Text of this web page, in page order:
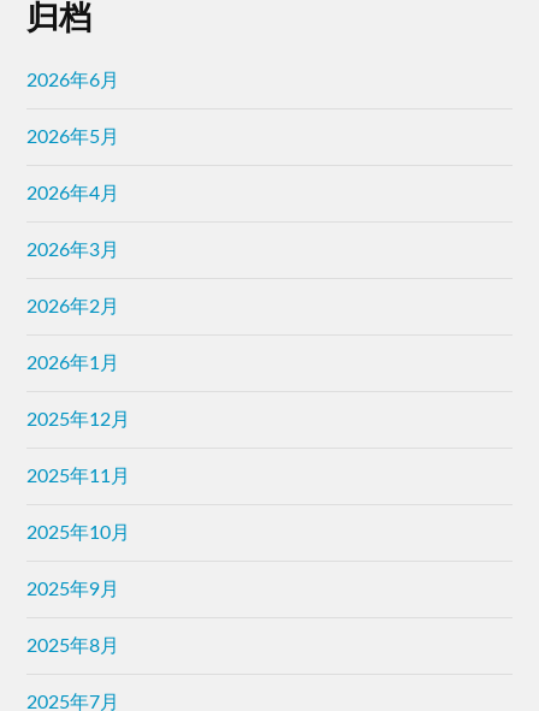
归档
2026年6月
2026年5月
2026年4月
2026年3月
2026年2月
2026年1月
2025年12月
2025年11月
2025年10月
2025年9月
2025年8月
2025年7月